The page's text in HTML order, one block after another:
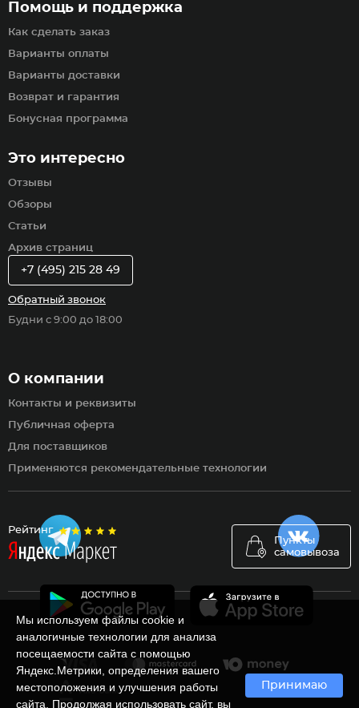
Рейтинг
Пункты
самовывоза
Помощь и поддержка
Как сделать заказ
Варианты оплаты
Варианты доставки
Возврат и гарантия
Бонусная программа
Это интересно
Отзывы
Обзоры
Статьи
Архив страниц
О компании
Контакты и реквизиты
Публичная оферта
Для поставщиков
Применяются рекомендательные технологии
+7 (495) 215 28 49
Обратный звонок
Будни с 9:00 до 18:00
Мы используем файлы cookie и
аналогичные технологии для анализа
посещаемости сайта с помощью
Яндекс.Метрики, определения вашего
местоположения и улучшения работы
сайта. Продолжая использовать сайт, вы
Принимаю